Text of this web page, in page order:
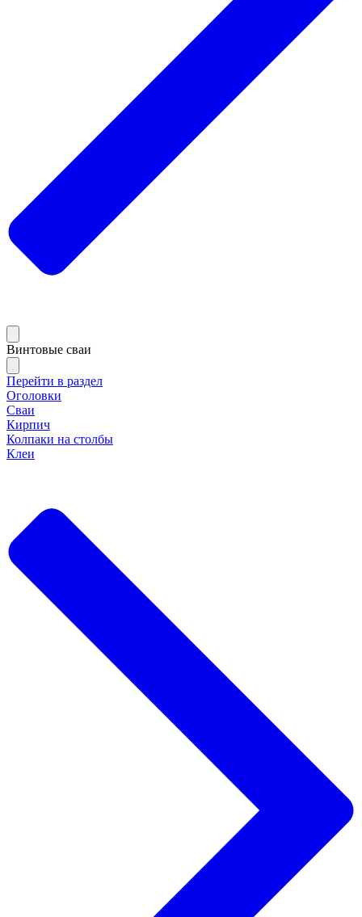
Винтовые сваи
Перейти в раздел
Оголовки
Сваи
Кирпич
Колпаки на столбы
Клеи